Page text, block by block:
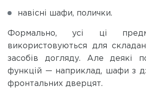
навісні шафи, полички.
Формально, усі ці
використовуються для
засобів догляду. Але деякі
функцій — наприклад, шафи з
фронтальних дверцят.